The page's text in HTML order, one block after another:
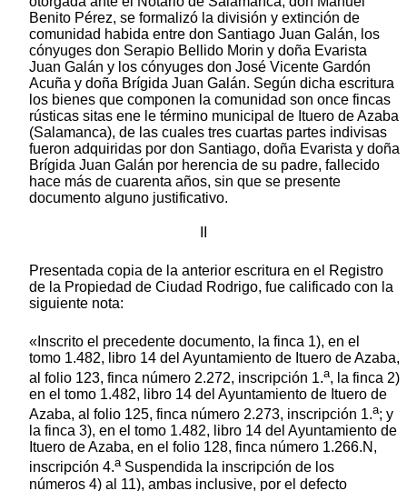
Benito Pérez, se formalizó la división y extinción de
comunidad habida entre don Santiago Juan Galán, los
cónyuges don Serapio Bellido Morin y doña Evarista
Juan Galán y los cónyuges don José Vicente Gardón
Acuña y doña Brígida Juan Galán. Según dicha escritura
los bienes que componen la comunidad son once fincas
rústicas sitas ene le término municipal de Ituero de Azaba
(Salamanca), de las cuales tres cuartas partes indivisas
fueron adquiridas por don Santiago, doña Evarista y doña
Brígida Juan Galán por herencia de su padre, fallecido
hace más de cuarenta años, sin que se presente
documento alguno justificativo.
Presentada copia de la anterior escritura en el Registro
de la Propiedad de Ciudad Rodrigo, fue calificado con la
siguiente nota:
«Inscrito el precedente documento, la finca 1), en el
tomo 1.482, libro 14 del Ayuntamiento de Ituero de Azaba,
al folio 123, finca número 2.272, inscripción 1.a, la finca 2)
en el tomo 1.482, libro 14 del Ayuntamiento de Ituero de
Azaba, al folio 125, finca número 2.273, inscripción 1.a; y
la finca 3), en el tomo 1.482, libro 14 del Ayuntamiento de
Ituero de Azaba, en el folio 128, finca número 1.266.N,
inscripción 4.a Suspendida la inscripción de los
números 4) al 11), ambas inclusive, por el defecto